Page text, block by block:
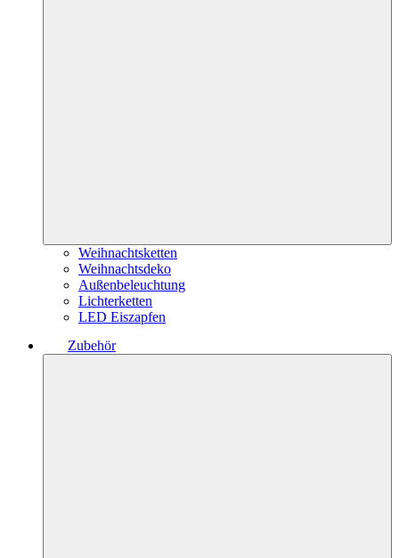
Weihnachtsketten
Weihnachtsdeko
Außenbeleuchtung
Lichterketten
LED Eiszapfen
Zubehör